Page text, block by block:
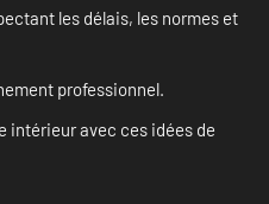
les délais, les normes et
professionnel.
intérieur avec ces idées de